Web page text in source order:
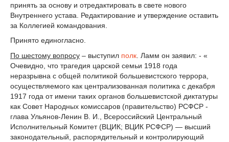
принять за основу и отредактировать в свете нового
Внутреннего устава. Редактирование и утверждение оставить
за Коллегией командования.
Принято единогласно.
По шестому вопросу – выступил полк . Ламм он заявил: - «
Очевидно, что трагедия царской семьи 1918 года
неразрывна с общей политикой большевистского террора,
осуществляемого как централизованная политика с декабря
1917 года от имени таких органов большевистской диктатуры
как Совет Народных комиссаров (правительство) РСФСР -
глава Ульянов-Ленин В. И., Всероссийский Центральный
Исполнительный Комитет (ВЦИК; ВЦИК РСФСР) — высший
законодательный, распорядительный и контролирующий